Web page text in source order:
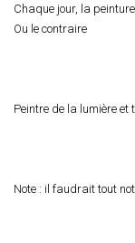
Chaque jour, la
Ou le contraire
Peintre de la lumière et
Note : il faudrait tout